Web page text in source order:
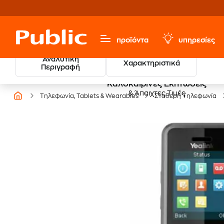
προϊόντα υπηρεσίες
Αναλυτική
Περιγραφή
Χαρακτηριστικά
Καλοκαιρινές Εκπτώσεις
& Άπαιχτες Τιμές
Τηλεφωνία, Tablets & Wearables Σταθερή Τηλεφωνία